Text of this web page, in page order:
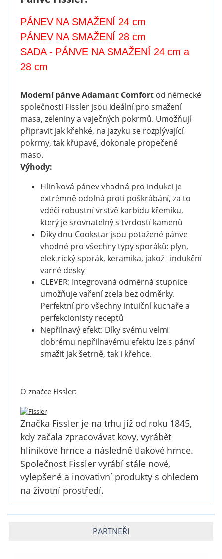
PÁNEVNA SMAŽENÍ 24 cm
PÁNEVNA SMAŽENÍ 28 cm
SADA - PÁNVENA SMAŽENÍ 24 cm a
28 cm
Moderní pánve Adamant Comfortod německé
společnosti Fissler jsou ideální pro smažení
masa, zeleniny a vaječných pokrmů. Umožňují
připravit jak křehké, na jazyku se rozplývající
pokrmy, tak křupavé, dokonale propečené
maso.
Výhody:
Hliníková pánev vhodná pro indukci je
extrémně odolná proti poškrábání, za to
vděčí robustní vrstvě karbidu křemíku,
který je srovnatelný s tvrdostí kamenů
Díky dnu Cookstar jsou potažené pánve
vhodné pro všechny typy sporáků: plyn,
elektrický sporák, keramika, jakož i indukční
varné desky
CLEVER: Integrovaná odměrná stupnice
umožňuje vaření zcela bez odměrky.
Perfektní pro všechny intuiční kuchaře a
perfekcionisty receptů
Nepřilnavý efekt: Díky svému velmi
dobrému nepřilnavému efektu lze s pánví
smažit jak šetrně, tak i křehce.
O značce Fissler:
Značka Fissler je na trhu již od roku 1845,
kdy začala zpracovávat kovy, vyrábět
hliníkové hrnce a následně tlakové hrnce.
Společnost Fissler vyrábí stále nové,
vylepšené a inovativní produkty s ohledem
na životní prostředí.
PARTNEŘI